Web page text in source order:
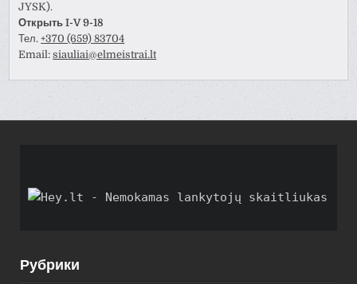
JYSK).
Открыть I-V 9-18
Тел.+370 (659) 83704
Email:siauliai@elmeistrai.lt
Рубрики